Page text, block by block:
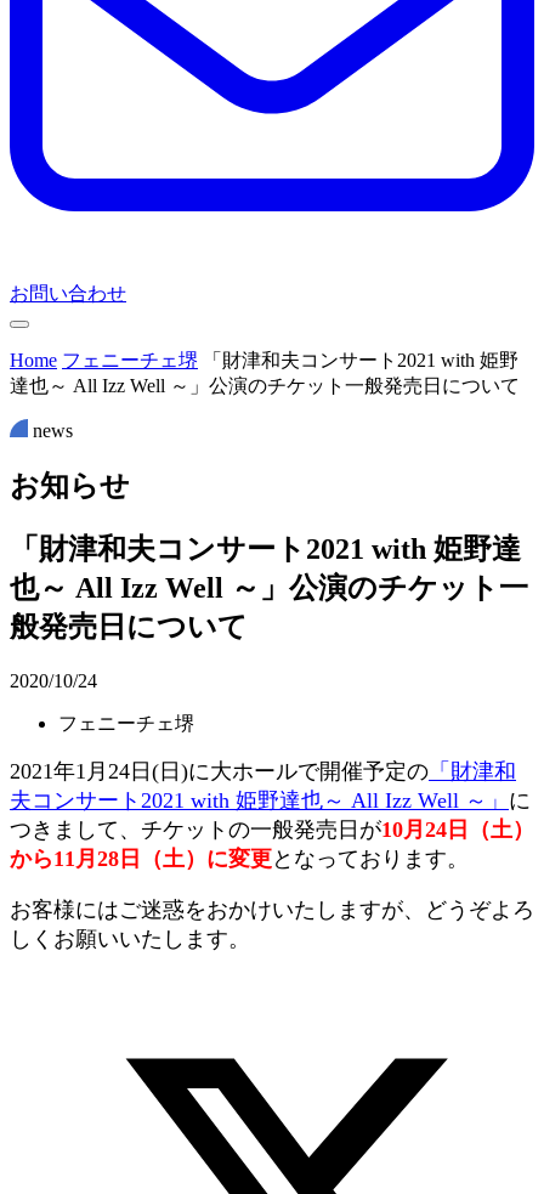
お問い合わせ
Home フェニーチェ堺
「財津和夫コンサート2021 with 姫野
達也～ All Izz Well ～」公演のチケット一般発売日について
news
お知らせ
「財津和夫コンサート2021 with 姫野達
也～ All Izz Well ～」公演のチケット一
般発売日について
2020/10/24
フェニーチェ堺
2021年1月24日(日)に大ホールで開催予定の 「財津和
夫コンサート2021 with 姫野達也～ All Izz Well ～」 に
つきまして、チケットの一般発売日が10月24日（土）
から11月28日（土）に変更となっております。
お客様にはご迷惑をおかけいたしますが、どうぞよろ
しくお願いいたします。